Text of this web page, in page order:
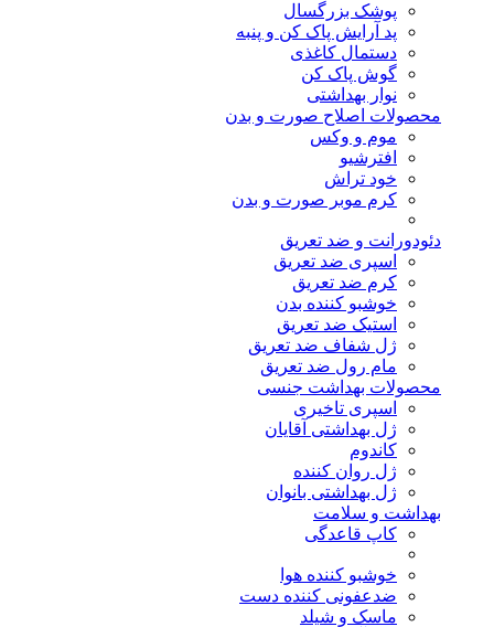
پوشک بزرگسال
پد آرایش پاک کن و پنبه
دستمال کاغذی
گوش پاک کن
نوار بهداشتی
محصولات اصلاح صورت و بدن
موم و وکس
افترشیو
خود تراش
کرم موبر صورت و بدن
دئودورانت و ضد تعریق
اسپری ضد تعریق
کرم ضد تعریق
خوشبو کننده بدن
استیک ضد تعریق
ژل شفاف ضد تعریق
مام رول ضد تعریق
محصولات بهداشت جنسی
اسپری تاخیری
ژل بهداشتی آقایان
کاندوم
ژل روان کننده
ژل بهداشتی بانوان
بهداشت و سلامت
کاپ قاعدگی
خوشبو کننده هوا
ضدعفونی کننده دست
ماسک و شیلد